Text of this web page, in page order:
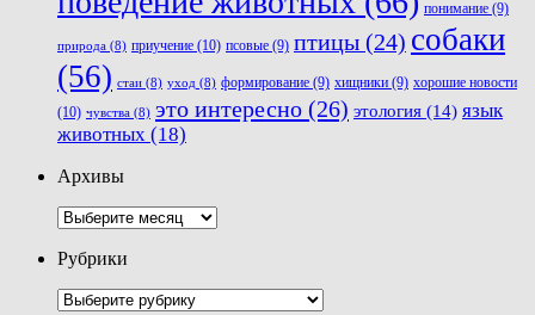
понимание (9)
природа (8) приучение (10) псовые (9) птицы (24) собаки
(56) стаи (8) уход (8) формирование (9) хищники (9) хорошие новости
(10) чувства (8) это интересно (26) этология (14) язык
животных (18)
Архивы
Архивы
Рубрики
Рубрики